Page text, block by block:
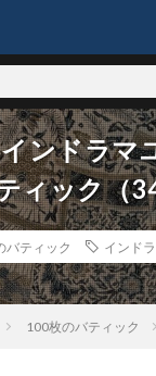
インドラ
ィック（
バティック インド
100枚のバティック